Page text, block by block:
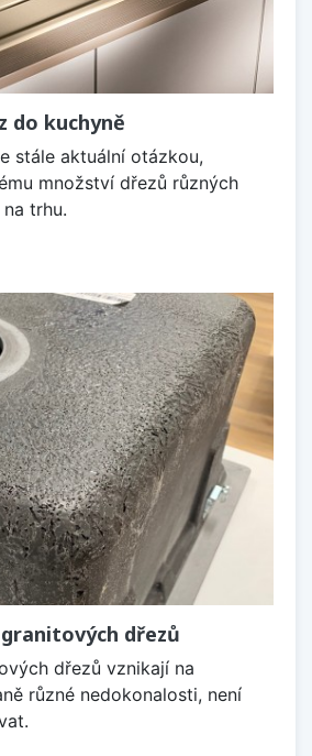
do kuchyně
stále aktuální otázkou,
množství dřezů různých
trhu.
dřezů
dřezů vznikají na
různé nedokonalosti, není